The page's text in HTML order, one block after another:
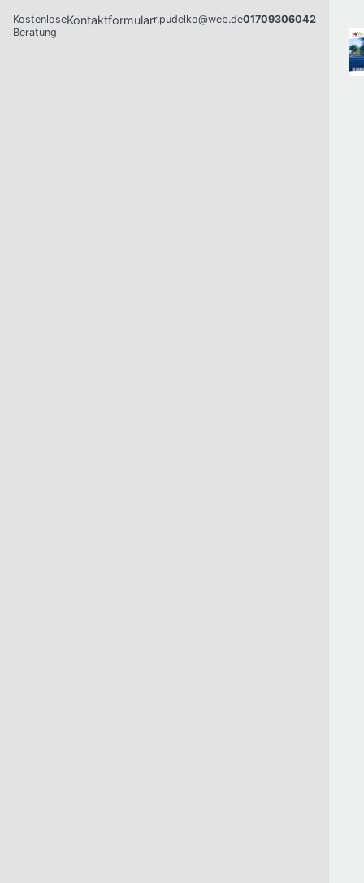
Kostenlose
Beratung
Kontaktformularr.pudelko@web.de01709306042